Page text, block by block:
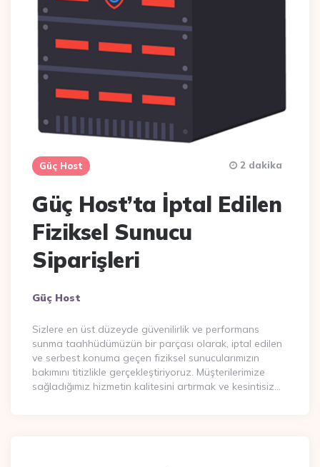
Güç Host
Güç Host’ta İptal Edilen
Fiziksel Sunucu
Siparişleri
Posted
Güç Host
2 dakika
Sizlere en üst düzeyde güvenilirlik ve performans
sunma taahhüdümüzün bir parçası olarak, iptal edilen
ve serbest konuma geçen fiziksel sunucularımızın
bakımını titizlikle gerçekleştiriyoruz. Müşterilerimize
sağladığımız hizmetin kalitesini artırmak ve kesintisiz…